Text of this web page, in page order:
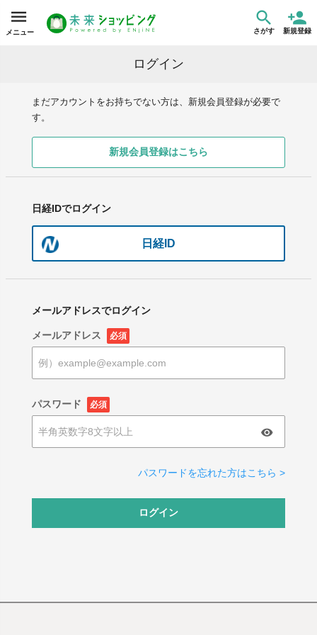
メニュー さがす 新規登録
ログイン
まだアカウントをお持ちでない方は、新規会員登録が必要で
す。
新規会員登録はこちら
日経IDでログイン
日経ID
メールアドレスでログイン
メールアドレス 必須
パスワード 必須
パスワードを忘れた方はこちら >
ログイン